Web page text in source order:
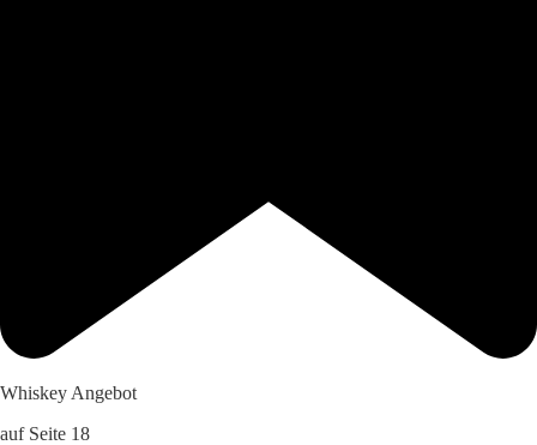
Whiskey Angebot
auf Seite 18